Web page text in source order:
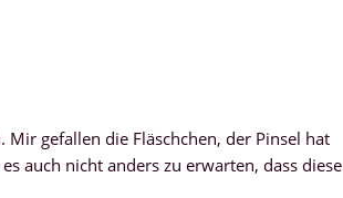
gefallen die Fläschchen, der Pinsel hat
auch nicht anders zu erwarten, dass diese